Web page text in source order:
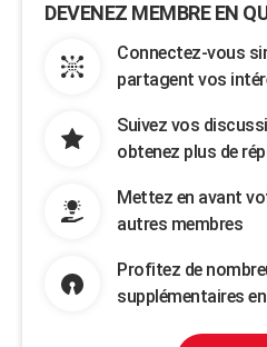
DEVENEZ MEMBRE EN
Connectez-vous
partagent vos
Suivez vos
obtenez plus de
Mettez en avant
autres membres
Profitez de
supplémentaires